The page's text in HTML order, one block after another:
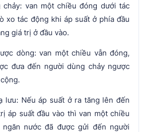
chảy: van một chiều đóng dưới tác
xo tác động khi áp suất ở phía đầu
giá trị ở đầu vào.
dòng: van một chiều vẫn đóng,
đưa đến người dùng chảy ngược
lưu: Nếu áp suất ở ra tăng lên đến
áp suất đầu vào thì van một chiều
nước đã được gửi đến người